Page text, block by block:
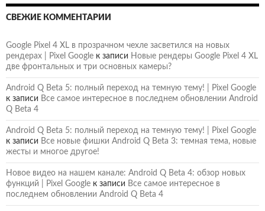
СВЕЖИЕ КОММЕНТАРИИ
Google Pixel 4 XL в прозрачном чехле засветился на новых
рендерах | Pixel Google к записи Новые рендеры Google Pixel 4 XL
две фронтальных и три основных камеры?
Android Q Beta 5: полный переход на темную тему! | Pixel Google
к записи Все самое интересное в последнем обновлении Android
Q Beta 4
Android Q Beta 5: полный переход на темную тему! | Pixel Google
к записи Все новые фишки Android Q Beta 3: темная тема, новые
жесты и многое другое!
Новое видео на нашем канале: Android Q Beta 4: обзор новых
функций | Pixel Google к записи Все самое интересное в
последнем обновлении Android Q Beta 4